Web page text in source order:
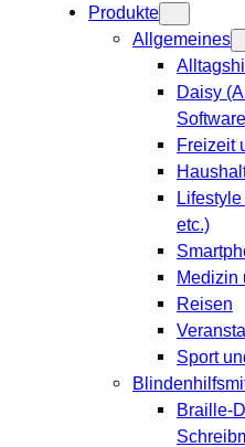
Produkte
Allgemeines
Daisy
Freizeit
etc.)
Medizin
Reisen
Sport
Braille-